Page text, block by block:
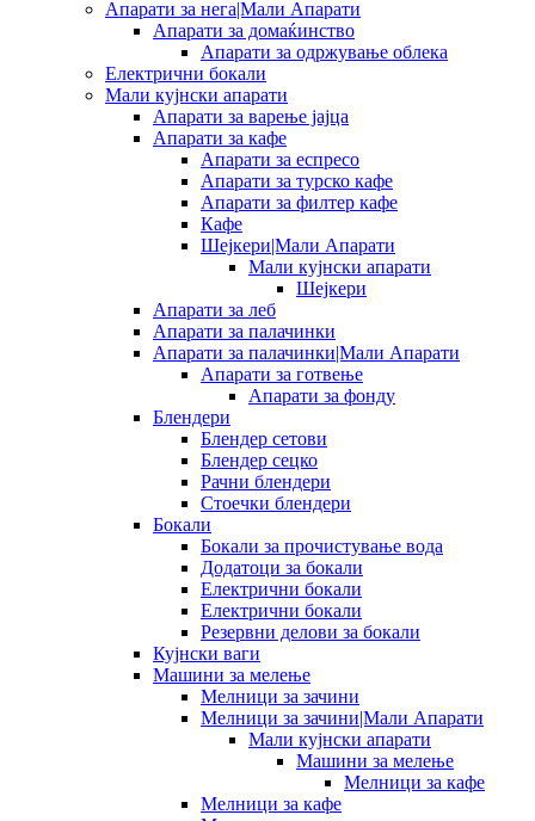
Апарати за нега|Мали Апарати
Апарати за домаќинство
Апарати за одржување облека
Електрични бокали
Мали кујнски апарати
Апарати за варење јајца
Апарати за кафе
Апарати за еспресо
Апарати за турско кафе
Апарати за филтер кафе
Кафе
Шејкери|Мали Апарати
Мали кујнски апарати
Шејкери
Апарати за леб
Апарати за палачинки
Апарати за палачинки|Мали Апарати
Апарати за готвење
Апарати за фонду
Блендери
Блендер сетови
Блендер сецко
Рачни блендери
Стоечки блендери
Бокали
Бокали за прочистување вода
Додатоци за бокали
Електрични бокали
Електрични бокали
Резервни делови за бокали
Кујнски ваги
Машини за мелење
Мелници за зачини
Мелници за зачини|Мали Апарати
Мали кујнски апарати
Машини за мелење
Мелници за кафе
Мелници за кафе